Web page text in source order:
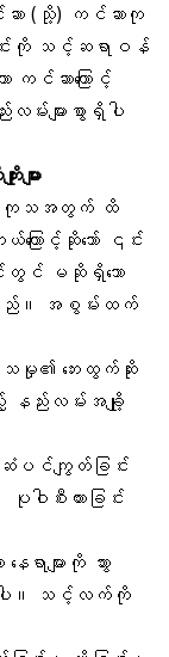
(သို့) ကင်ဆာကု
ာင်းကို သင့်ဆရာဝန်
ကင်ဆာကြောင့်
းများစွာရှိပါ
ျား
ာကုသအတွက် ထိ
ောင့်ဆိုသော် ၎င်း
င် မဆိုရှိသော
စ်သည်။ အစွမ်းထက်
ကုသမှု၏ ဘေးထွက်ဆိုး
ည်းလမ်းအချို့
င်ကျွတ်ခြင်း
ါစီးထားခြင်း
ရာများကို သွား
ောင်ပါ။ သင့်လက်ကို